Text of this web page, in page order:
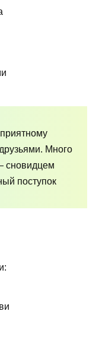
Много
сновидцем
поступок